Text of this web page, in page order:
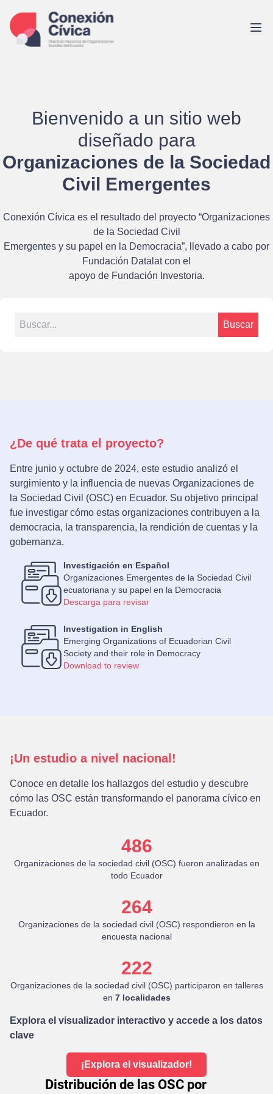
contenido
Bienvenido a un sitio web
diseñado para
Organizaciones de la Sociedad
Civil Emergentes
Conexión Cívica es el resultado del proyecto “Organizaciones
de la Sociedad Civil
Emergentes y su papel en la Democracia”, llevado a cabo por
Fundación Datalatcon el
apoyo de Fundación Investoria.
Buscar
¿De qué trata el proyecto?
Entre junio y octubre de 2024, este estudio analizó el
surgimiento y la influencia de nuevas Organizaciones de
la Sociedad Civil (OSC) en Ecuador. Su objetivo principal
fue investigar cómo estas organizaciones contribuyen a la
democracia, la transparencia, la rendición de cuentas y la
gobernanza.
Investigación en Español
Organizaciones Emergentes de la Sociedad Civil
ecuatoriana y su papel en la Democracia
Descarga para revisar
Investigation in English
Emerging Organizations of Ecuadorian Civil
Society and their role in Democracy
Download to review
¡Un estudio a nivel nacional!
Conoce en detalle los hallazgos del estudio y descubre
cómo las OSC están transformando el panorama cívico en
Ecuador.
486
Organizaciones de la sociedad civil (OSC) fueron analizadas en
todo Ecuador
264
Organizaciones de la sociedad civil (OSC) respondieron en la
encuesta nacional
222
Organizaciones de la sociedad civil (OSC) participaron en talleres
en 7 localidades
Explora el visualizador interactivo y accede a los datos
clave
¡Explora el visualizador!